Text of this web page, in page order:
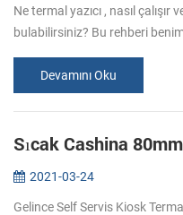
Ne termal yazıcı , nasıl çalışır
bulabilirsiniz? Bu rehberi
Devamını Oku
2021-03-24
Gelince Self Servis Kiosk